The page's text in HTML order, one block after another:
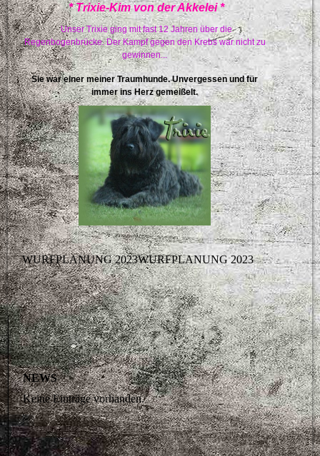
* Trixie-Kim von der Akkelei *
Unser Trixie ging mit fast 12 Jahren über die
Regenbogenbrücke. Der Kampf gegen den Krebs war nicht zu
gewinnen...
Sie war einer meiner Traumhunde. Unvergessen und für
immer ins Herz gemeißelt.
WURFPLANUNG 2023WURFPLANUNG 2023
NEWS
Keine Einträge vorhanden.